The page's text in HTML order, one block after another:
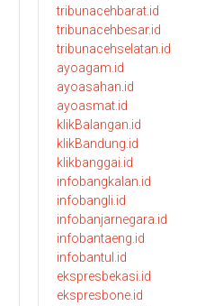
tribunacehbarat.id
tribunacehbesar.id
tribunacehselatan.id
ayoagam.id
ayoasahan.id
ayoasmat.id
klikBalangan.id
klikBandung.id
klikbanggai.id
infobangkalan.id
infobangli.id
infobanjarnegara.id
infobantaeng.id
infobantul.id
ekspresbekasi.id
ekspresbone.id